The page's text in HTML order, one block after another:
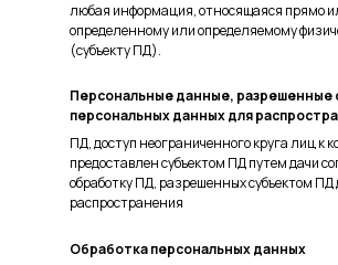
любая информация, относящаяся прямо
определенному или определяемому
(субъекту ПД).
Персональные данные, разрешенные
персональных данных для
ПД, доступ неограниченного круга лиц к
предоставлен субъектом ПД путем дачи
обработку ПД, разрешенных субъектом ПД
распространения
Обработка персональных данных